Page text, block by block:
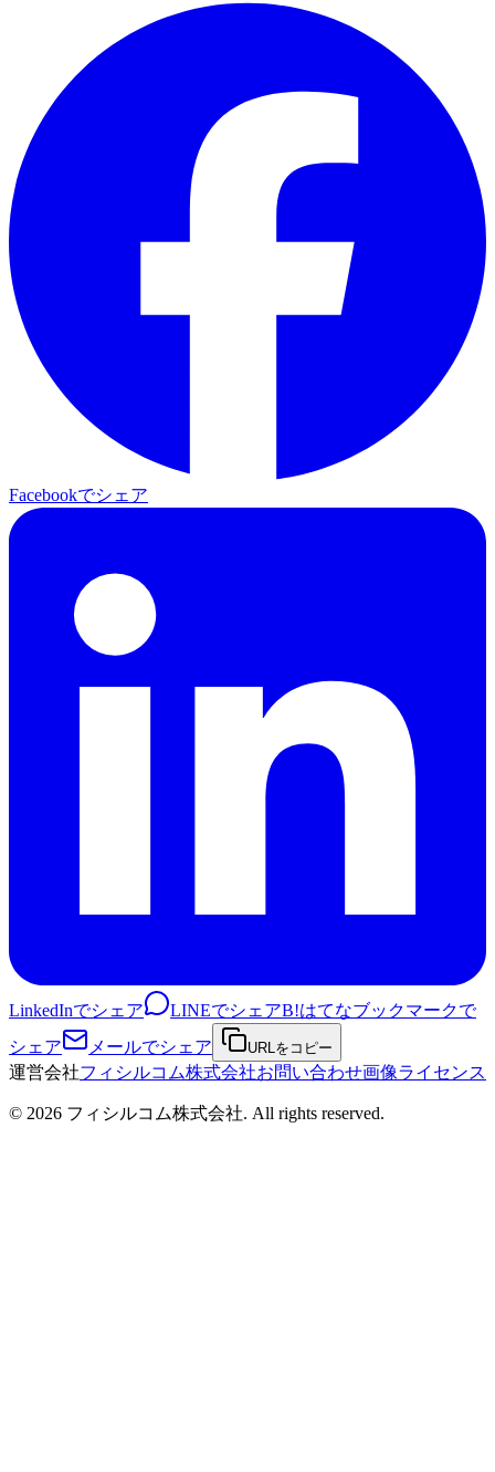
Facebookでシェア
LinkedInでシェア LINEでシェアB!はてなブックマークで
シェア
メールでシェア URLをコピー
運営会社フィシルコム株式会社お問い合わせ画像ライセンス
© 2026 フィシルコム株式会社. All rights reserved.